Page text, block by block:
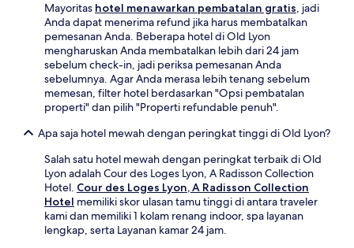
Mayoritas hotel menawarkan pembatalan gratis, jadi
Anda dapat menerima refund jika harus membatalkan
pemesanan Anda. Beberapa hotel di Old Lyon
mengharuskan Anda membatalkan lebih dari 24 jam
sebelum check-in, jadi periksa pemesanan Anda
sebelumnya. Agar Anda merasa lebih tenang sebelum
memesan, filter hotel berdasarkan "Opsi pembatalan
properti" dan pilih "Properti refundable penuh".
Apa saja hotel mewah dengan peringkat tinggi di Old Lyon?
Salah satu hotel mewah dengan peringkat terbaik di Old
Lyon adalah Cour des Loges Lyon, A Radisson Collection
Hotel. Cour des Loges Lyon, A Radisson Collection
Hotel memiliki skor ulasan tamu tinggi di antara traveler
kami dan memiliki 1 kolam renang indoor, spa layanan
lengkap, serta Layanan kamar 24 jam.